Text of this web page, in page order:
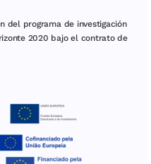
del programa de investigación
2020 bajo el contrato de